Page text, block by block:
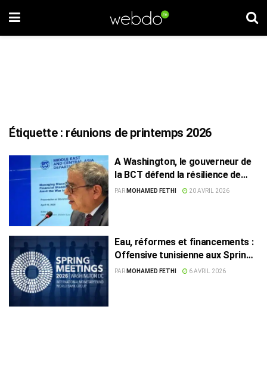
Étiquette : réunions de printemps 2026
A Washington, le gouverneur de
la BCT défend la résilience de
l’économie tunisienne
PAR MOHAMED FETHI 20 AVRIL 2026
Eau, réformes et financements :
Offensive tunisienne aux Spring
Meetings
PAR MOHAMED FETHI 6 AVRIL 2026